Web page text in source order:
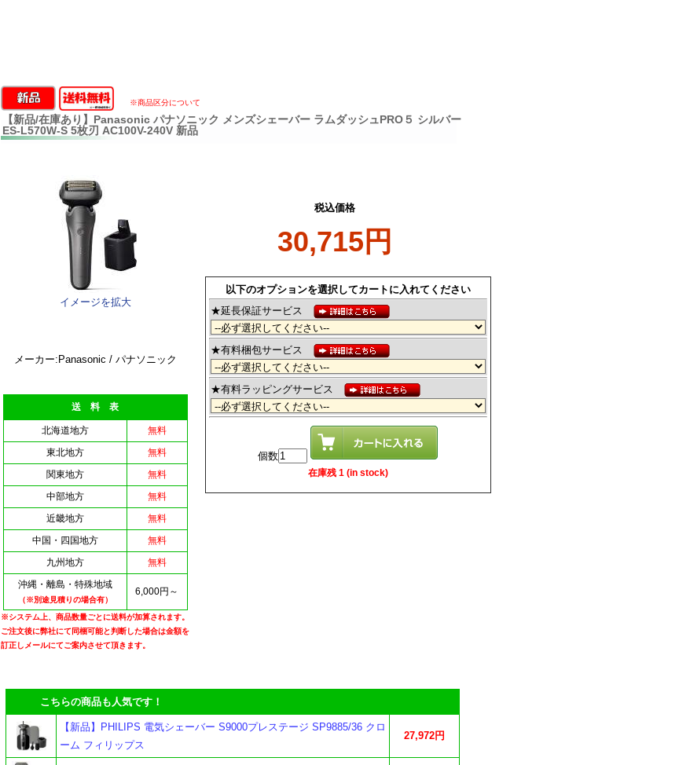
※商品区分について
【新品/在庫あり】Panasonic パナソニック メンズシェーバー ラムダッシュPRO５ シルバー
ES-L570W-S 5枚刃 AC100V-240V 新品
イメージを拡大
メーカー:Panasonic / パナソニック
送 料 表
北海道地方
無料
東北地方
無料
関東地方
無料
中部地方
無料
近畿地方
無料
中国・四国地方
無料
九州地方
無料
沖縄・離島・特殊地域
（※別途見積りの場合有）
6,000円～
※システム上、商品数量ごとに送料が加算されます。
ご注文後に弊社にて同梱可能と判断した場合は金額を
訂正しメールにてご案内させて頂きます。
税込価格
30,715円
以下のオプションを選択してカートに入れてください
★延長保証サービス
★有料梱包サービス
★有料ラッピングサービス
個数
在庫残 1 (in stock)
こちらの商品も人気です！
【新品】PHILIPS 電気シェーバー S9000プレステージ SP9885/36 クロ
ーム フィリップス
27,972円